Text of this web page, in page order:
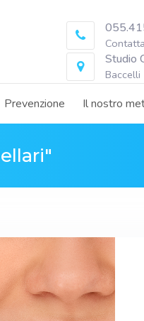
Studio
Baccelli
Prevenzione Il nostro